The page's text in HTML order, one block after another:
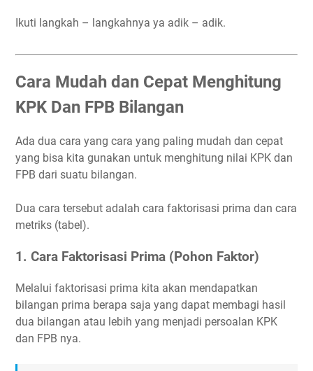
Ikuti langkah – langkahnya ya adik – adik.
Cara Mudah dan Cepat Menghitung
KPK Dan FPB Bilangan
Ada dua cara yang cara yang paling mudah dan cepat
yang bisa kita gunakan untuk menghitung nilai KPK dan
FPB dari suatu bilangan.
Dua cara tersebut adalah cara faktorisasi prima dan cara
metriks (tabel).
1. Cara Faktorisasi Prima (Pohon Faktor)
Melalui faktorisasi prima kita akan mendapatkan
bilangan prima berapa saja yang dapat membagi hasil
dua bilangan atau lebih yang menjadi persoalan KPK
dan FPB nya.